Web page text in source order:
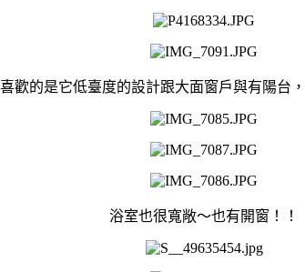
歡的是它低臺度的設計跟大面窗戶與有陽台
浴室也很寬敞～也有開窗！！